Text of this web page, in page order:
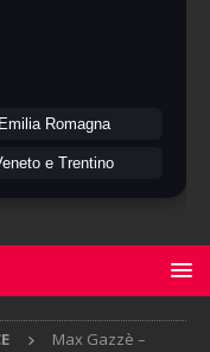
Emilia Romagna
e Trentino
Max Gazzè –